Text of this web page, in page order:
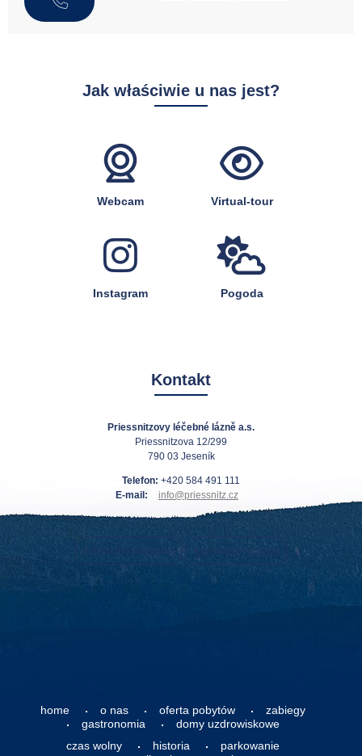
Jak właściwie u nas jest?
Webcam Virtual-tour
Instagram Pogoda
Kontakt
Priessnitzovy léčebné lázně a.s.
Priessnitzova 12/299
790 03 Jeseník
Telefon: +420 584 491 111
E-mail:
info@priessnitz.cz
Jak do nas dojechać Kontakty w recepcji
home o nas oferta pobytów
zabiegy
gastronomia
domy uzdrowiskowe
czas wolny
historia
parkowanie